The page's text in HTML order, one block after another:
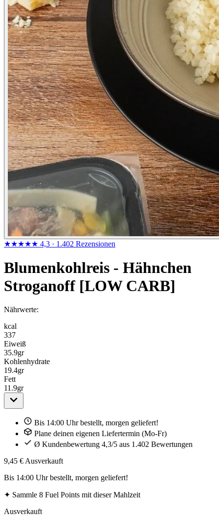
★★★★★ 4,3 · 1.402 Rezensionen
Blumenkohlreis - Hähnchen
Stroganoff [LOW CARB]
Nährwerte:
kcal
337
Eiweiß
35.9gr
Kohlenhydrate
19.4gr
Fett
11.9gr
Bis 14:00 Uhr bestellt, morgen geliefert!
Plane deinen eigenen Liefertermin (Mo-Fr)
Ø Kundenbewertung 4,3/5 aus 1.402 Bewertungen
9,45 € Ausverkauft
Bis 14:00 Uhr bestellt, morgen geliefert!
✦ Sammle 8 Fuel Points mit dieser Mahlzeit
Ausverkauft